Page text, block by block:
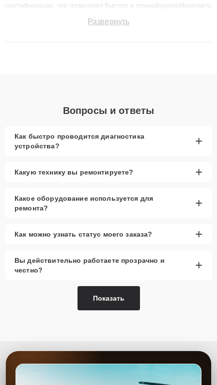
сертификацию, что позволяет быстро и точноdiagnostikировать
до 3 лет. Наши мастера решают сложные случаи: от замены
Развернуть
Вопросы и ответы
Как быстро проводится диагностика
устройства?
+
Какую технику вы ремонтируете? +
Какое оборудование используется для
ремонта?
+
Как можно узнать статус моего заказа? +
Вы действительно работаете прозрачно и
честно?
+
Показать